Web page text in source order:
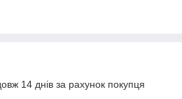
14 днів за рахунок покупця